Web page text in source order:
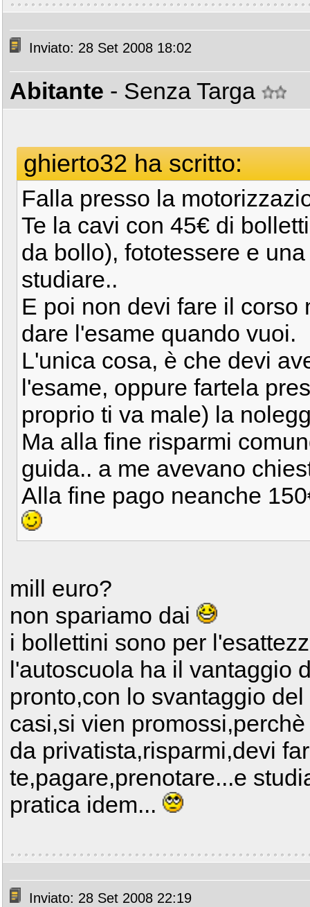
Inviato: 28 Set 2008 18:02
Abitante - Senza Targa
ghierto32 ha scritto:
Falla presso la
Te la cavi con 45€ di
da bollo), fototessere e
studiare..
E poi non devi fare il corso
dare l'esame quando vuoi.
L'unica cosa, è che devi
l'esame, oppure fartela
proprio ti va male) la
Ma alla fine risparmi
guida.. a me avevano
Alla fine pago neanche
mill euro?
non spariamo dai
i bollettini sono per
l'autoscuola ha il vantaggio
pronto,con lo svantaggio
casi,si vien
da privatista,risparmi,devi
te,pagare,prenotare...e
pratica idem...
Inviato: 28 Set 2008 22:19